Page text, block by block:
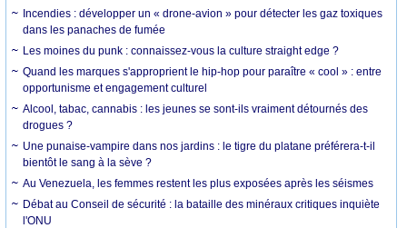
Incendies : développer un « drone-avion » pour détecter les gaz toxiques
dans les panaches de fumée
Les moines du punk : connaissez-vous la culture straight edge ?
Quand les marques s'approprient le hip-hop pour paraître « cool » : entre
opportunisme et engagement culturel
Alcool, tabac, cannabis : les jeunes se sont-ils vraiment détournés des
drogues ?
Une punaise-vampire dans nos jardins : le tigre du platane préférera-t-il
bientôt le sang à la sève ?
Au Venezuela, les femmes restent les plus exposées après les séismes
Débat au Conseil de sécurité : la bataille des minéraux critiques inquiète
l'ONU